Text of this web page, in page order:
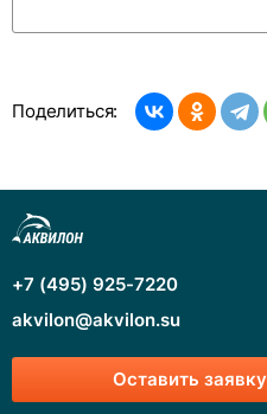
Поделиться:
Оставить заявку
+7 (495) 925-7220
akvilon@akvilon.su